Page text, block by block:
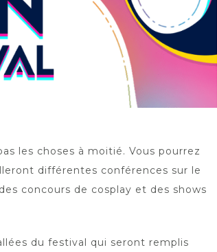
les choses à moitié. Vous pourrez
différentes conférences sur le
concours de cosplay et des shows
du festival qui seront remplis